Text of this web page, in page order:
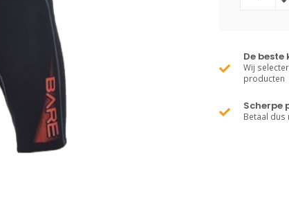
De beste
Wij
producten
Scherpe
Betaal dus